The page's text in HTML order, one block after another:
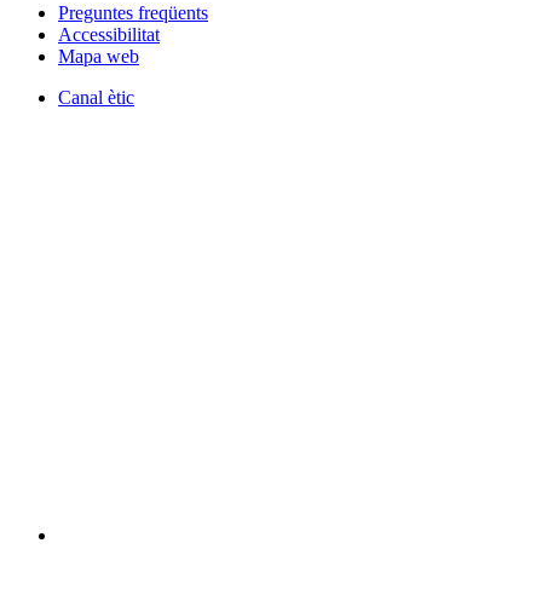
Preguntes freqüents
Accessibilitat
Mapa web
Canal ètic